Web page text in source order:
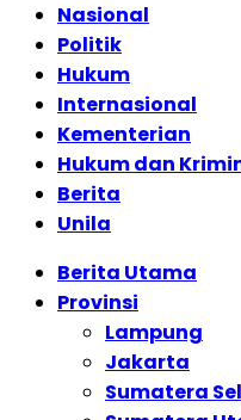
Nasional
Politik
Hukum
Internasional
Kementerian
Hukum dan
Berita
Unila
Berita Utama
Provinsi
Lampung
Jakarta
Sumatera